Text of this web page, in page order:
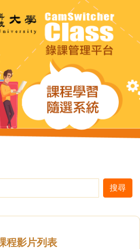
搜尋
程影片列表